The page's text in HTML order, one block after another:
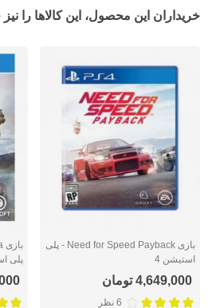
خریداران این محصول، این کالاها را نیز
بازی Need for Speed Payback - پلی
استیشن 4
4,649,000 تومان
6 نظر
پلی